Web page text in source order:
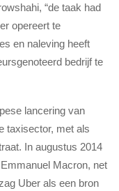
“de taak had
opereert te
en naleving heeft
bedrijf te
lancering van
taxisector, met als
In augustus 2014
Macron, net
Uber als een bron